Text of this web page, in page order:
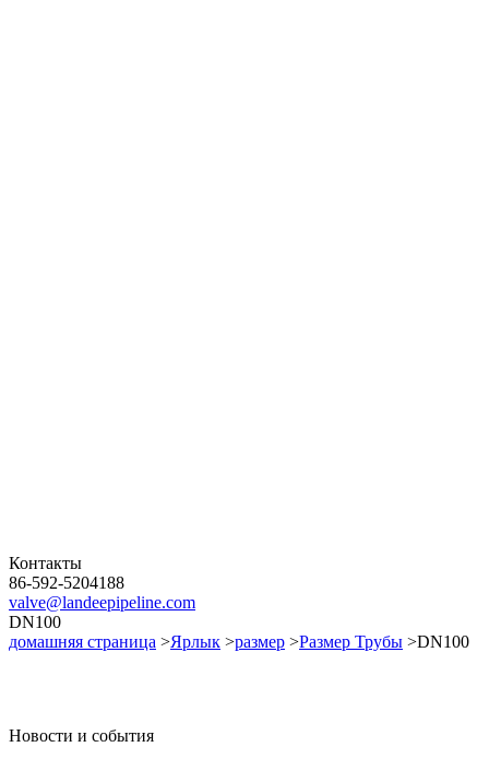
Контакты
86-592-5204188
valve@landeepipeline.com
DN100
домашняя страница >Ярлык >размер >Размер Трубы >DN100
Новости и события